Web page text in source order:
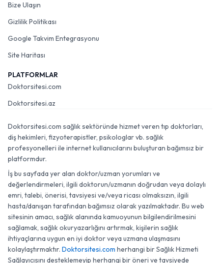
Bize Ulaşın
Gizlilik Politikası
Google Takvim Entegrasyonu
Site Haritası
PLATFORMLAR
Doktorsitesi.com
Doktorsitesi.az
Doktorsitesi.com sağlık sektöründe hizmet veren tıp doktorları,
diş hekimleri, fizyoterapistler, psikologlar vb. sağlık
profesyonelleri ile internet kullanıcılarını buluşturan bağımsız bir
platformdur.
İş bu sayfada yer alan doktor/uzman yorumları ve
değerlendirmeleri, ilgili doktorun/uzmanın doğrudan veya dolaylı
emri, talebi, önerisi, tavsiyesi ve/veya ricası olmaksızın, ilgili
hasta/danışan tarafından bağımsız olarak yazılmaktadır. Bu web
sitesinin amacı, sağlık alanında kamuoyunun bilgilendirilmesini
sağlamak, sağlık okuryazarlığını artırmak, kişilerin sağlık
ihtiyaçlarına uygun en iyi doktor veya uzmana ulaşmasını
kolaylaştırmaktır. Doktorsitesi.com herhangi bir Sağlık Hizmeti
Sağlayıcısını desteklemeyip herhangi bir öneri ve tavsiyede